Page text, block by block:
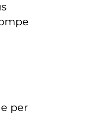
per